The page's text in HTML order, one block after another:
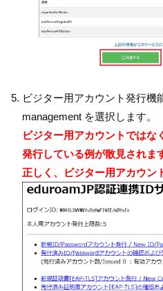
ビジター用アカウント発行機
management を選択します。
ビジター用アカウントではな
発行している例が散見されま
正しく、ビジター用アカウン